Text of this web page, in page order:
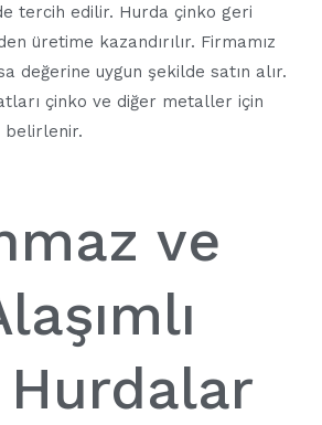
tercih edilir. Hurda çinko geri
üretime kazandırılır. Firmamız
değerine uygun şekilde satın alır.
çinko ve diğer metaller için
belirlenir.
ve